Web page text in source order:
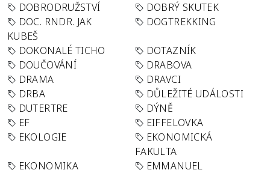
DOBRODRUŽSTVÍ
DOBRÝ SKUTEK
DOC. RNDR. JAK
KUBEŠ
DOGTREKKING
DOKONALÉ TICHO
DOTAZNÍK
DOUČOVÁNÍ
DRABOVA
DRAMA
DRAVCI
DRBA
DŮLEŽITÉ UDÁLOSTI
DUTERTRE
DÝNĚ
EF
EIFFELOVKA
EKOLOGIE
EKONOMICKÁ
FAKULTA
EKONOMIKA
EMMANUEL